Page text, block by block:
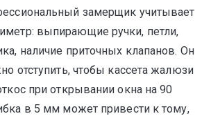
замерщик учитывает
выпирающие ручки, петли,
наличие приточных клапанов. Он
отступить, чтобы кассета жалюзи
при открывании окна на 90
в 5 мм может привести к тому,